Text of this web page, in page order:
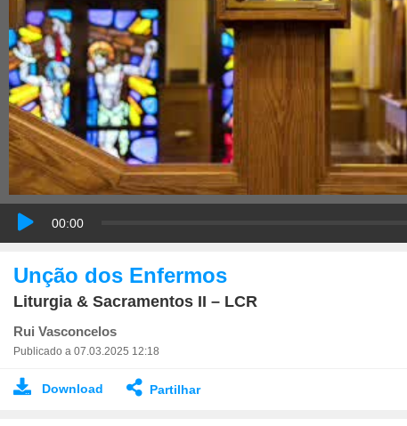
00:00
Unção dos Enfermos
Liturgia & Sacramentos II – LCR
Rui Vasconcelos
Publicado a 07.03.2025 12:18
Download Partilhar